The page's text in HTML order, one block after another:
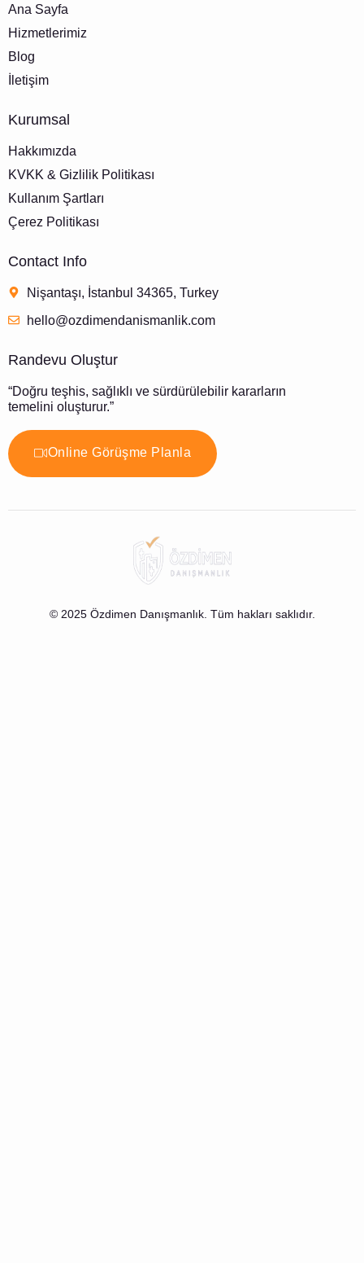
Ana Sayfa
Hizmetlerimiz
Blog
İletişim
Kurumsal
Hakkımızda
KVKK & Gizlilik Politikası
Kullanım Şartları
Çerez Politikası
Contact Info
Nişantaşı, İstanbul 34365, Turkey
hello@ozdimendanismanlik.com
Randevu Oluştur
“Doğru teşhis, sağlıklı ve sürdürülebilir kararların
temelini oluşturur.”
Online Görüşme Planla
© 2025 Özdimen Danışmanlık. Tüm hakları saklıdır.